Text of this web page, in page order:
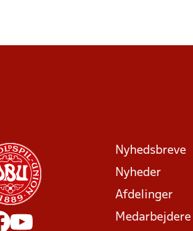
Nyhedsbreve
Nyheder
Afdelinger
Medarbejdere